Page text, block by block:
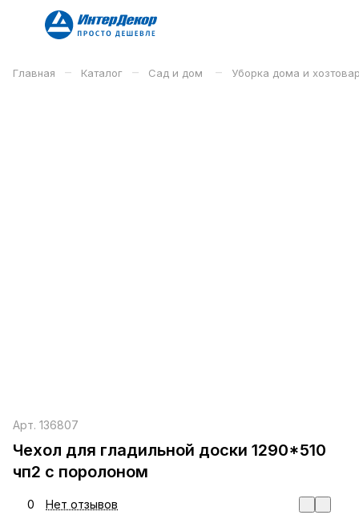
Главная – Каталог – Сад и дом – Уборка дома и
Арт. 136807
Чехол для гладильной доски 1290*510
чп2 с поролоном
0 Нет отзывов